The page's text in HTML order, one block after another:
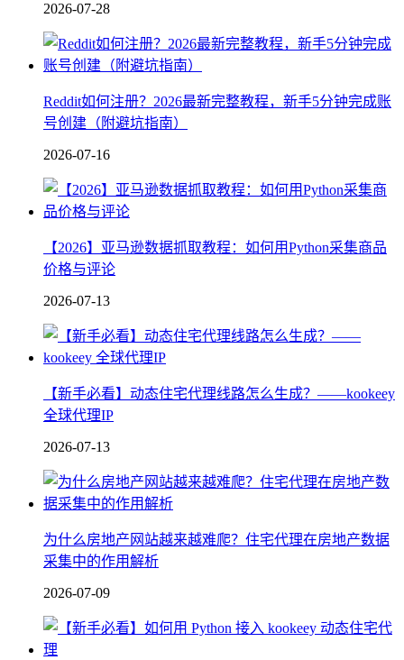
2026-07-28
Reddit如何注册？2026最新完整教程，新手5分钟完成账
号创建（附避坑指南）
2026-07-16
【2026】亚马逊数据抓取教程：如何用Python采集商品
价格与评论
2026-07-13
【新手必看】动态住宅代理线路怎么生成？——kookeey
全球代理IP
2026-07-13
为什么房地产网站越来越难爬？住宅代理在房地产数据
采集中的作用解析
2026-07-09